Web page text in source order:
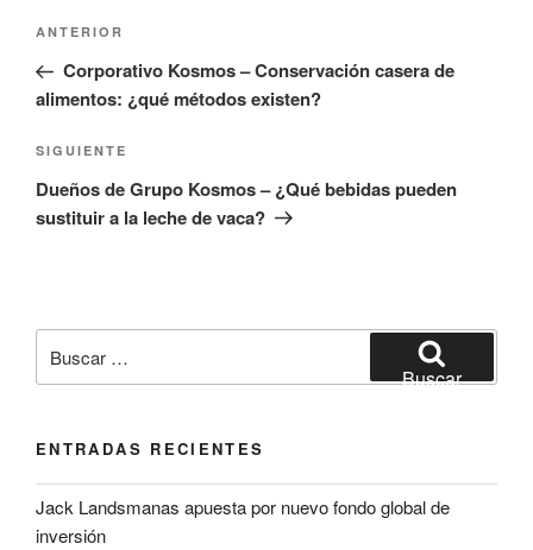
Navegación
entradas
Entrada
anterior:
ANTERIOR
Corporativo Kosmos – Conservación casera de
alimentos: ¿qué métodos existen?
Siguiente
entrada
SIGUIENTE
Dueños de Grupo Kosmos – ¿Qué bebidas pueden
sustituir a la leche de vaca?
por:
Buscar
ENTRADAS RECIENTES
Jack Landsmanas apuesta por nuevo fondo global de
inversión